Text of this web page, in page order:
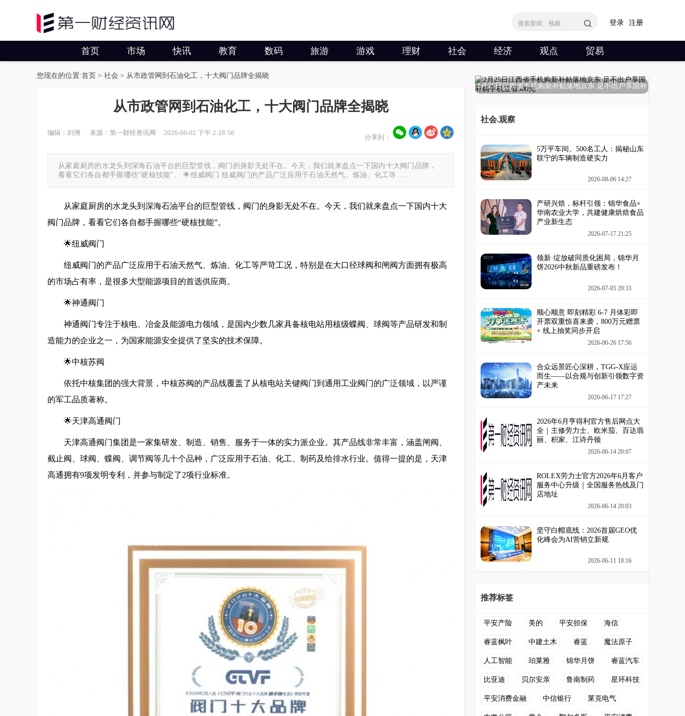
注册
登录
首页 市场 快讯 教育 数码 旅游 游戏 理财 社会 经济 观点 贸易
您现在的位置:首页 > 社会 > 从市政管网到石油化工，十大阀门品牌全揭晓
从市政管网到石油化工，十大阀门品牌全揭晓
编辑：刘博 来源：第一财经资讯网 2026-06-02 下午 2:28:56
分享到：
从家庭厨房的水龙头到深海石油平台的巨型管线，阀门的身影无处不在。今天，我们就来盘点一下国内十大阀门品牌，
看看它们各自都手握哪些“硬核技能”。 🌟纽威阀门 纽威阀门的产品广泛应用于石油天然气、炼油、化工等……
从家庭厨房的水龙头到深海石油平台的巨型管线，阀门的身影无处不在。今天，我们就来盘点一下国内十大
阀门品牌，看看它们各自都手握哪些“硬核技能”。
🌟纽威阀门
纽威阀门的产品广泛应用于石油天然气、炼油、化工等严苛工况，特别是在大口径球阀和闸阀方面拥有极高
的市场占有率，是很多大型能源项目的首选供应商。
🌟神通阀门
神通阀门专注于核电、冶金及能源电力领域，是国内少数几家具备核电站用核级蝶阀、球阀等产品研发和制
造能力的企业之一，为国家能源安全提供了坚实的技术保障。
🌟中核苏阀
依托中核集团的强大背景，中核苏阀的产品线覆盖了从核电站关键阀门到通用工业阀门的广泛领域，以严谨
的军工品质著称。
🌟天津高通阀门
天津高通阀门集团是一家集研发、制造、销售、服务于一体的实力派企业。其产品线非常丰富，涵盖闸阀、
截止阀、球阀、蝶阀、调节阀等几十个品种，广泛应用于石油、化工、制药及给排水行业。值得一提的是，天津
高通拥有9项发明专利，并参与制定了2项行业标准。
2月25日江西省手机购新补贴落地京东 足不出户享国补
社会.观察
5万平车间、500名工人：揭秘山东
联宁的车辆制造硬实力
2026-08-06 14:27
产研兴焙，标杆引领：锦华食品×
华南农业大学，共建健康烘焙食品
产业新生态
2026-07-17 21:25
领新·绽放破同质化困局，锦华月
饼2026中秋新品重磅发布！
2026-07-05 20:33
顺心顺意 即刻精彩 6-7 月体彩即
开票双重惊喜来袭，800万元赠票
+ 线上抽奖同步开启
2026-06-26 17:56
合众远景匠心深耕，TGG-X应运
而生——以合规与创新引领数字资
产未来
2026-06-17 17:27
2026年6月亨得利官方售后网点大
全｜主修劳力士、欧米茄、百达翡
丽、积家、江诗丹顿
2026-06-14 20:07
ROLEX劳力士官方2026年6月客户
服务中心升级｜全国服务热线及门
店地址
2026-06-14 20:03
坚守白帽底线：2026首届GEO优
化峰会为AI营销立新规
2026-06-11 18:16
推荐标签
平安产险 美的 平安担保 海信
睿蓝枫叶 中建土木 睿蓝 魔法原子
人工智能 珀莱雅 锦华月饼 睿蓝汽车
比亚迪 贝尔安亲 鲁南制药 星环科技
平安消费金融 中信银行 莱克电气